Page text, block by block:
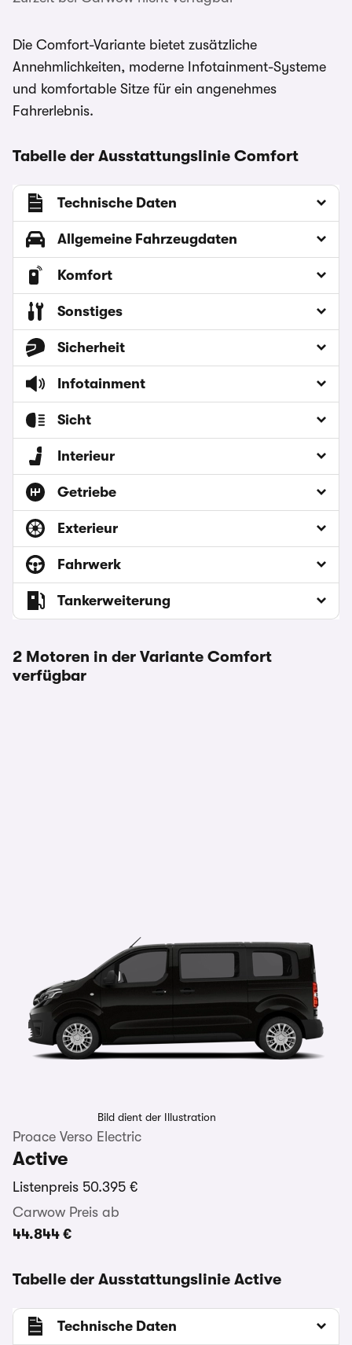
Die Comfort-Variante bietet zusätzliche
Annehmlichkeiten, moderne Infotainment-Systeme
und komfortable Sitze für ein angenehmes
Fahrerlebnis.
Tabelle der Ausstattungslinie Comfort
Technische Daten
Allgemeine Fahrzeugdaten
Komfort
Sonstiges
Sicherheit
Infotainment
Sicht
Interieur
Getriebe
Exterieur
Fahrwerk
Tankerweiterung
2 Motoren in der Variante Comfort
verfügbar
Bild dient der Illustration
Proace Verso Electric
Active
Listenpreis 50.395 €
Carwow Preis ab
44.844 €
Tabelle der Ausstattungslinie Active
Technische Daten